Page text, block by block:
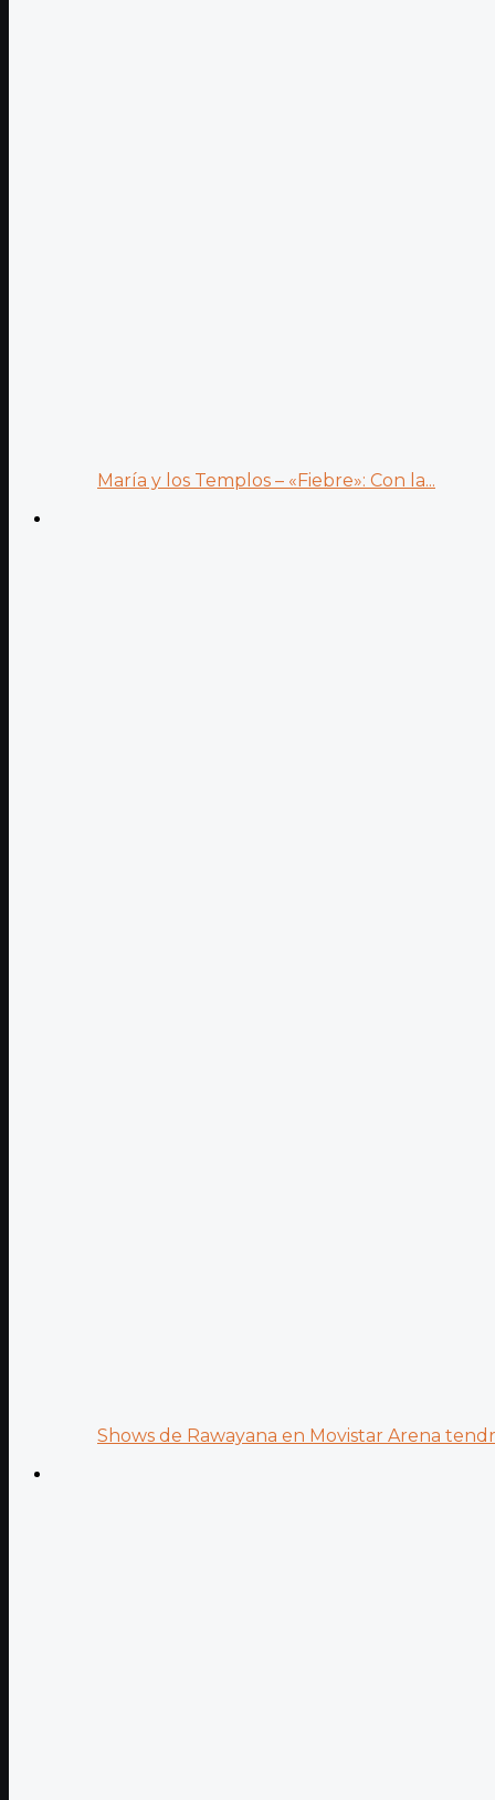
María y los Templos – «Fiebre»: Con la...
Shows de Rawayana en Movistar Arena